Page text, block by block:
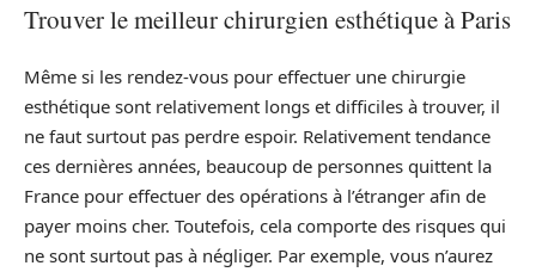
Trouver le meilleur chirurgien esthétique à Paris
Même si les rendez-vous pour effectuer une chirurgie
esthétique sont relativement longs et difficiles à trouver, il
ne faut surtout pas perdre espoir. Relativement tendance
ces dernières années, beaucoup de personnes quittent la
France pour effectuer des opérations à l’étranger afin de
payer moins cher. Toutefois, cela comporte des risques qui
ne sont surtout pas à négliger. Par exemple, vous n’aurez